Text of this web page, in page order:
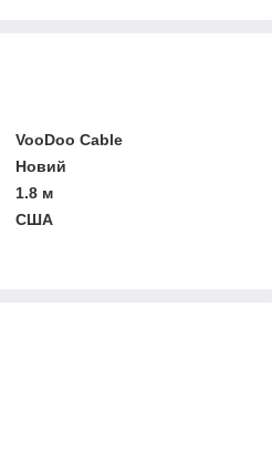
VooDoo Cable
Новий
1.8 м
США